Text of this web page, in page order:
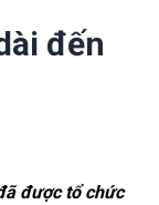
đến
được tổ chức